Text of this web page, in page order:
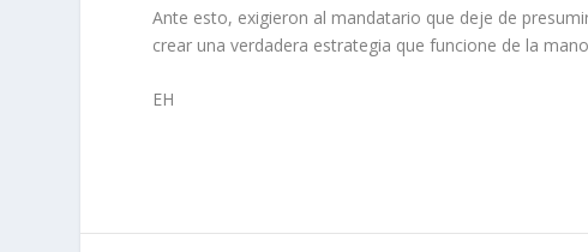
Ante esto, exigieron al mandatario que deje de
crear una verdadera estrategia que funcione de la
EH